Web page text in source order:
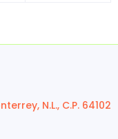
N.L., C.P. 64102